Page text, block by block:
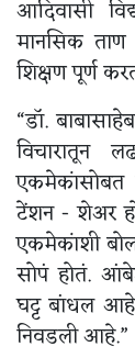
आदिवासी
मानसिक
शिक्षण पूर्ण
“डॉ.
विचारातून
टेंशन - शेअर
एकमेकांशी
सोपं होतं.
घट्ट बांधल आहे
निवडली आहे.”